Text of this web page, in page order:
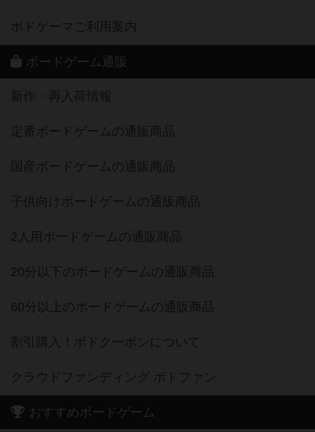
ボドゲーマご利用案内
ボードゲーム通販
新作・再入荷情報
定番ボードゲームの通販商品
国産ボードゲームの通販商品
子供向けボードゲームの通販商品
2人用ボードゲームの通販商品
20分以下のボードゲームの通販商品
60分以上のボードゲームの通販商品
割引購入！ボドクーポンについて
クラウドファンディング ボドファン
おすすめボードゲーム